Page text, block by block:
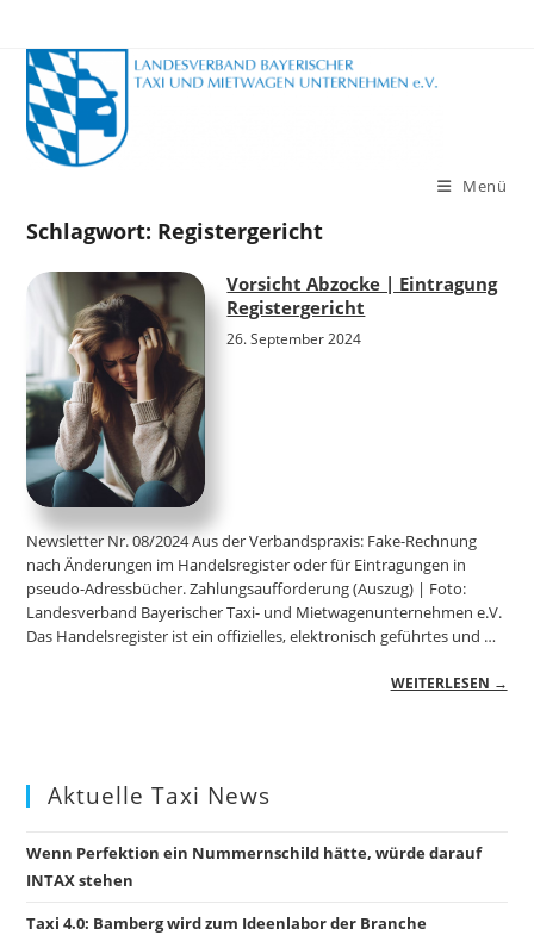
Inhalt
springen
Menü
Schlagwort: Registergericht
Vorsicht Abzocke | Eintragung
Registergericht
26. September 2024
Newsletter Nr. 08/2024 Aus der Verbandspraxis: Fake-Rechnung
nach Änderungen im Handelsregister oder für Eintragungen in
pseudo-Adressbücher. Zahlungsaufforderung (Auszug) | Foto:
Landesverband Bayerischer Taxi- und Mietwagenunternehmen e.V.
Das Handelsregister ist ein offizielles, elektronisch geführtes und …
WEITERLESEN →
Aktuelle Taxi News
Wenn Perfektion ein Nummernschild hätte, würde darauf
INTAX stehen
Taxi 4.0: Bamberg wird zum Ideenlabor der Branche